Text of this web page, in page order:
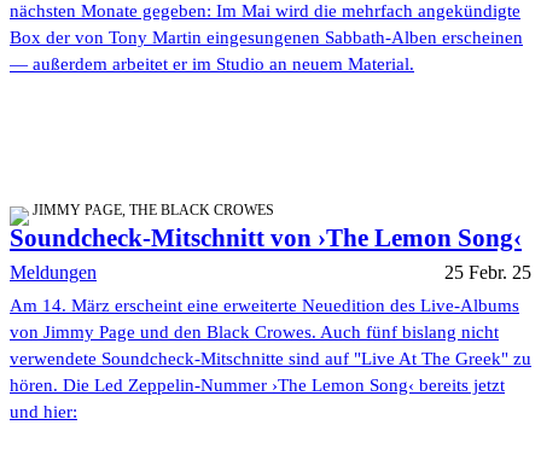
nächsten Monate gegeben: Im Mai wird die mehrfach angekündigte
Box der von Tony Martin eingesungenen Sabbath-Alben erscheinen
— außerdem arbeitet er im Studio an neuem Material.
JIMMY PAGE, THE BLACK CROWES
Soundcheck-Mitschnitt von ›The Lemon Song‹
Meldungen 25 Febr. 25
Am 14. März erscheint eine erweiterte Neuedition des Live-Albums
von Jimmy Page und den Black Crowes. Auch fünf bislang nicht
verwendete Soundcheck-Mitschnitte sind auf "Live At The Greek" zu
hören. Die Led Zeppelin-Nummer ›The Lemon Song‹ bereits jetzt
und hier: